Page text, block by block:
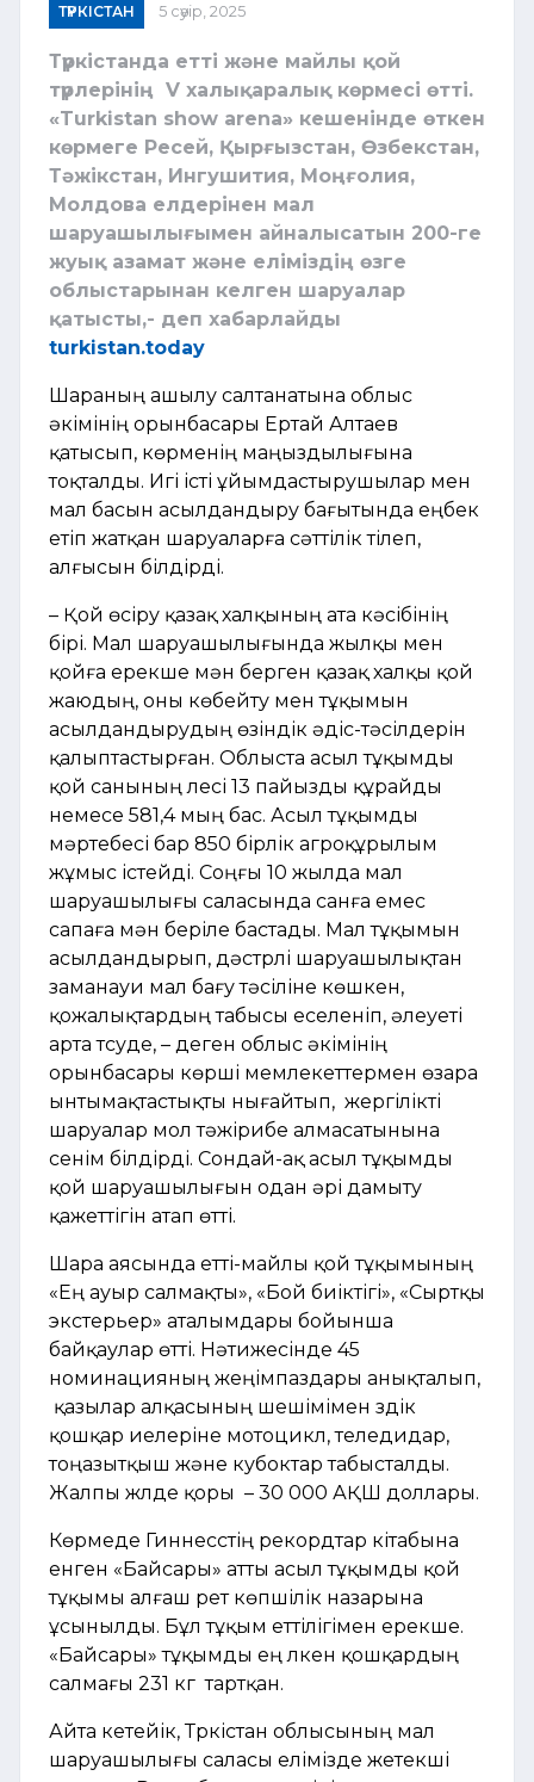
ТҮРКІСТАН 5 сәуір, 2025
Түркістанда етті және майлы қой
түрлерінің V халықаралық көрмесі өтті.
«Turkistan show arena» кешенінде өткен
көрмеге Ресей, Қырғызстан, Өзбекстан,
Тәжікстан, Ингушития, Моңғолия,
Молдова елдерінен мал
шаруашылығымен айналысатын 200-ге
жуық азамат және еліміздің өзге
облыстарынан келген шаруалар
қатысты,- деп хабарлайды
turkistan.today
Шараның ашылу салтанатына облыс
әкімінің орынбасары Ертай Алтаев
қатысып, көрменің маңыздылығына
тоқталды. Игі істі ұйымдастырушылар мен
мал басын асылдандыру бағытында еңбек
етіп жатқан шаруаларға сәттілік тілеп,
алғысын білдірді.
– Қой өсіру қазақ халқының ата кәсібінің
бірі. Мал шаруашылығында жылқы мен
қойға ерекше мән берген қазақ халқы қой
жаюдың, оны көбейту мен тұқымын
асылдандырудың өзіндік әдіс-тәсілдерін
қалыптастырған. Облыста асыл тұқымды
қой санының үлесі 13 пайызды құрайды
немесе 581,4 мың бас. Асыл тұқымды
мәртебесі бар 850 бірлік агроқұрылым
жұмыс істейді. Соңғы 10 жылда мал
шаруашылығы саласында санға емес
сапаға мән беріле бастады. Мал тұқымын
асылдандырып, дәстүрлі шаруашылықтан
заманауи мал бағу тәсіліне көшкен,
қожалықтардың табысы еселеніп, әлеуеті
арта түсуде, – деген облыс әкімінің
орынбасары көрші мемлекеттермен өзара
ынтымақтастықты нығайтып, жергілікті
шаруалар мол тәжірибе алмасатынына
сенім білдірді. Сондай-ақ асыл тұқымды
қой шаруашылығын одан әрі дамыту
қажеттігін атап өтті.
Шара аясында етті-майлы қой тұқымының
«Ең ауыр салмақты», «Бой биіктігі», «Сыртқы
экстерьер» аталымдары бойынша
байқаулар өтті. Нәтижесінде 45
номинацияның жеңімпаздары анықталып,
қазылар алқасының шешімімен үздік
қошқар иелеріне мотоцикл, теледидар,
тоңазытқыш және кубоктар табысталды.
Жалпы жүлде қоры – 30 000 АҚШ доллары.
Көрмеде Гиннесстің рекордтар кітабына
енген «Байсары» атты асыл тұқымды қой
тұқымы алғаш рет көпшілік назарына
ұсынылды. Бұл тұқым еттілігімен ерекше.
«Байсары» тұқымды ең үлкен қошқардың
салмағы 231 кг тартқан.
Айта кетейік, Түркістан облысының мал
шаруашылығы саласы елімізде жетекші